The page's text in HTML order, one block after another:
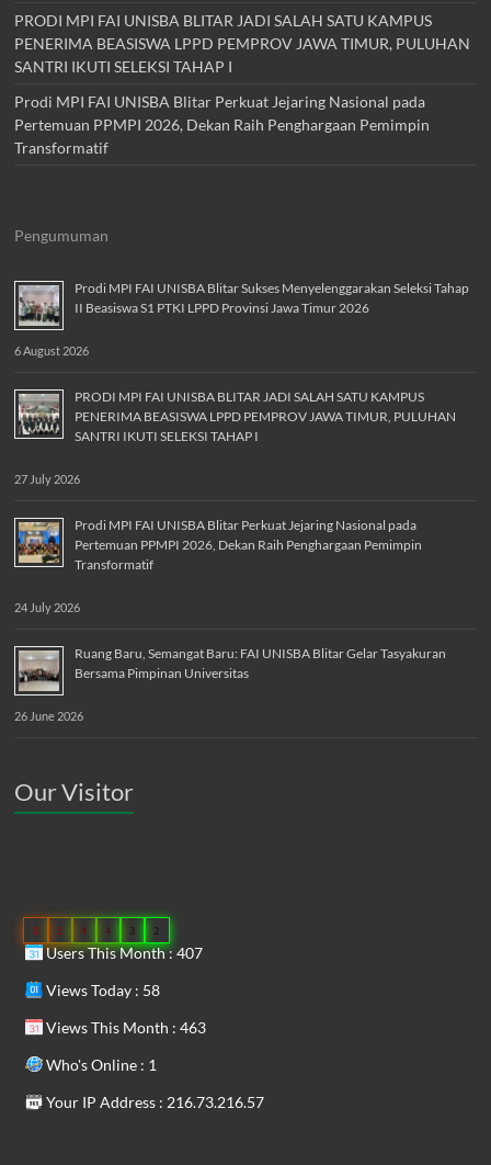
PRODI MPI FAI UNISBA BLITAR JADI SALAH SATU KAMPUS
PENERIMA BEASISWA LPPD PEMPROV JAWA TIMUR, PULUHAN
SANTRI IKUTI SELEKSI TAHAP I
Prodi MPI FAI UNISBA Blitar Perkuat Jejaring Nasional pada
Pertemuan PPMPI 2026, Dekan Raih Penghargaan Pemimpin
Transformatif
Pengumuman
Prodi MPI FAI UNISBA Blitar Sukses Menyelenggarakan Seleksi Tahap
II Beasiswa S1 PTKI LPPD Provinsi Jawa Timur 2026
6 August 2026
PRODI MPI FAI UNISBA BLITAR JADI SALAH SATU KAMPUS
PENERIMA BEASISWA LPPD PEMPROV JAWA TIMUR, PULUHAN
SANTRI IKUTI SELEKSI TAHAP I
27 July 2026
Prodi MPI FAI UNISBA Blitar Perkuat Jejaring Nasional pada
Pertemuan PPMPI 2026, Dekan Raih Penghargaan Pemimpin
Transformatif
24 July 2026
Ruang Baru, Semangat Baru: FAI UNISBA Blitar Gelar Tasyakuran
Bersama Pimpinan Universitas
26 June 2026
Our Visitor
0 2 4 4 3 2
Users This Month : 407
Views Today : 58
Views This Month : 463
Who's Online : 1
Your IP Address : 216.73.216.57